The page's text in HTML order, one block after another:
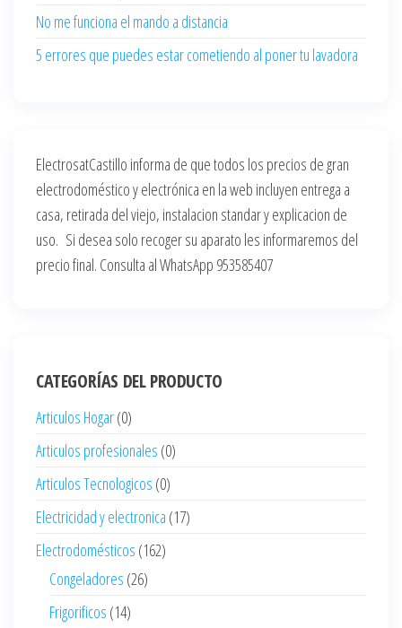
No me funciona el mando a distancia
5 errores que puedes estar cometiendo al poner tu lavadora
ElectrosatCastillo informa de que todos los precios de gran
electrodoméstico y electrónica en la web incluyen entrega a
casa, retirada del viejo, instalacion standar y explicacion de
uso. Si desea solo recoger su aparato les informaremos del
precio final. Consulta al WhatsApp 953585407
CATEGORÍAS DEL PRODUCTO
Articulos Hogar(0)
Articulos profesionales (0)
Articulos Tecnologicos (0)
Electricidad y electronica (17)
Electrodomésticos (162)
Congeladores (26)
Frigorificos (14)